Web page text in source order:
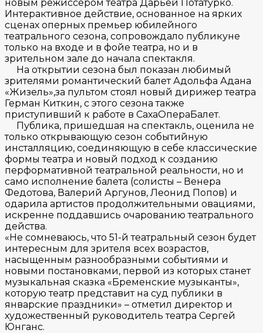
новым режиссером театра Дарьей Потатурко.
Интерактивное действие, основанное на ярких
сценах оперных премьер юбилейного
театрального сезона, сопровождало публикуне
только на входе и в фойе театра, но и в
зрительном зале до начала спектакля.
На открытии сезона был показан любимый
зрителями романтический балет Адольфа Адана
«Жизель»,за пультом стоял новый дирижер театра
Герман Киткин, с этого сезона также
приступивший к работе в СахаОпераБалет.
Публика, пришедшая на спектакль, оценила не
только открывающую сезон событийную
инсталляцию, соединяющую в себе классические
формы театра и новый подход к созданию
перформативной театральной реальности, но и
само исполнение балета (солисты – Венера
Федотова, Валерий Аргунов, Леонид Попов) и
одарила артистов продолжительными овациями,
искренне поддавшись очарованию театрального
действа.
«Не сомневаюсь, что 51-й театральный сезон будет
интересным для зрителя всех возрастов,
насыщенным разнообразными событиями и
новыми постановками, первой из которых станет
музыкальная сказка «Бременские музыканты»,
которую театр представит на суд публики в
январские праздники» – отметил директор и
художественный руководитель театра Сергей
Юнганс.